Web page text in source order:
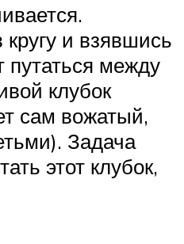
кругу и взявшись
путаться между
клубок
сам вожатый,
Задача
этот клубок,